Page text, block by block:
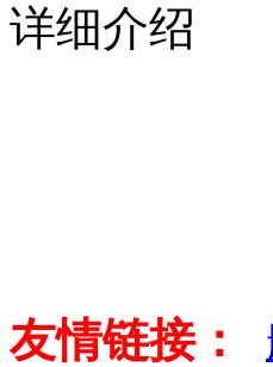
详细介绍
友情链接：